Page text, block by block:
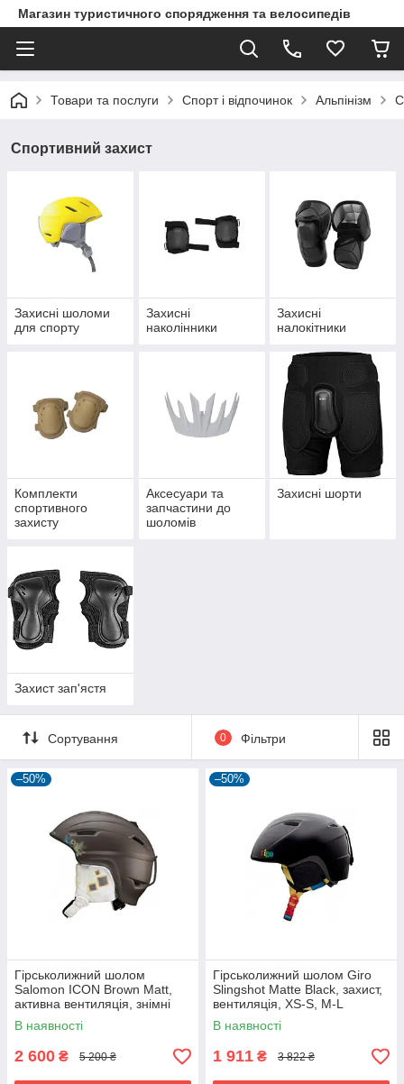
Магазин туристичного спорядження та велосипедів
Товари та послуги Спорт і відпочинок Альпінізм
Спортивний захист
Захисні шоломи
для спорту
Захисні
наколінники
Захисні
налокітники
Комплекти
спортивного
захисту
Аксесуари та
запчастини до
шоломів
Захисні шорти
Захист зап'ястя
Сортування 0 Фільтри
–50%
Гірськолижний шолом
Salomon ICON Brown Matt,
активна вентиляція, знімні
накладки на вуха
В наявності
2 600 ₴ 5 200 ₴
–50%
Гірськолижний шолом Giro
Slingshot Matte Black, захист,
вентиляція, XS-S, M-L
В наявності
1 911 ₴ 3 822 ₴